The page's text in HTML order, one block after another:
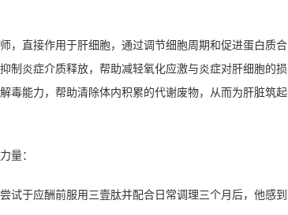
，直接作用于肝细胞，通过调节细胞周期和促进蛋白质合
制炎症介质释放，帮助减轻氧化应激与炎症对肝细胞的损
毒能力，帮助清除体内积累的代谢废物，从而为肝脏筑起
量：
试于应酬前服用三壹肽并配合日常调理三个月后，他感到